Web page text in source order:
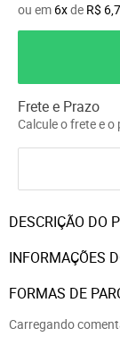
ou em 6xde R$
Frete e Prazo
Calcule o frete e
DESCRIÇÃO DO
INFORMAÇÕES
FORMAS DE
Carregando